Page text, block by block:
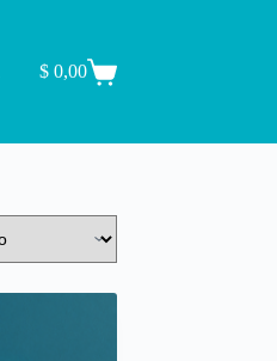
Carro
$0,00